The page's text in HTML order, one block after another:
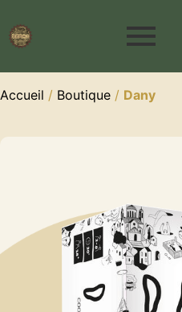
Accueil / Boutique / Dany